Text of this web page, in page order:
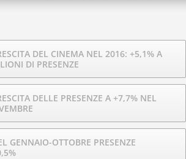
DEL CINEMA NEL 2016: +5,1% A
DI PRESENZE
DELLE PRESENZE A +7,7% NEL
GENNAIO-OTTOBRE PRESENZE